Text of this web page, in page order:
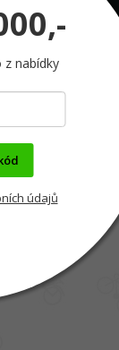
nabídky
údajů